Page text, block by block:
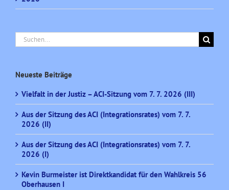
Suche
nach:
Neueste Beiträge
Vielfalt in der Justiz – ACI-Sitzung vom 7. 7. 2026 (III)
Aus der Sitzung des ACI (Integrationsrates) vom 7. 7.
2026 (II)
Aus der Sitzung des ACI (Integrationsrates) vom 7. 7.
2026 (I)
Kevin Burmeister ist Direktkandidat für den Wahlkreis 56
Oberhausen I